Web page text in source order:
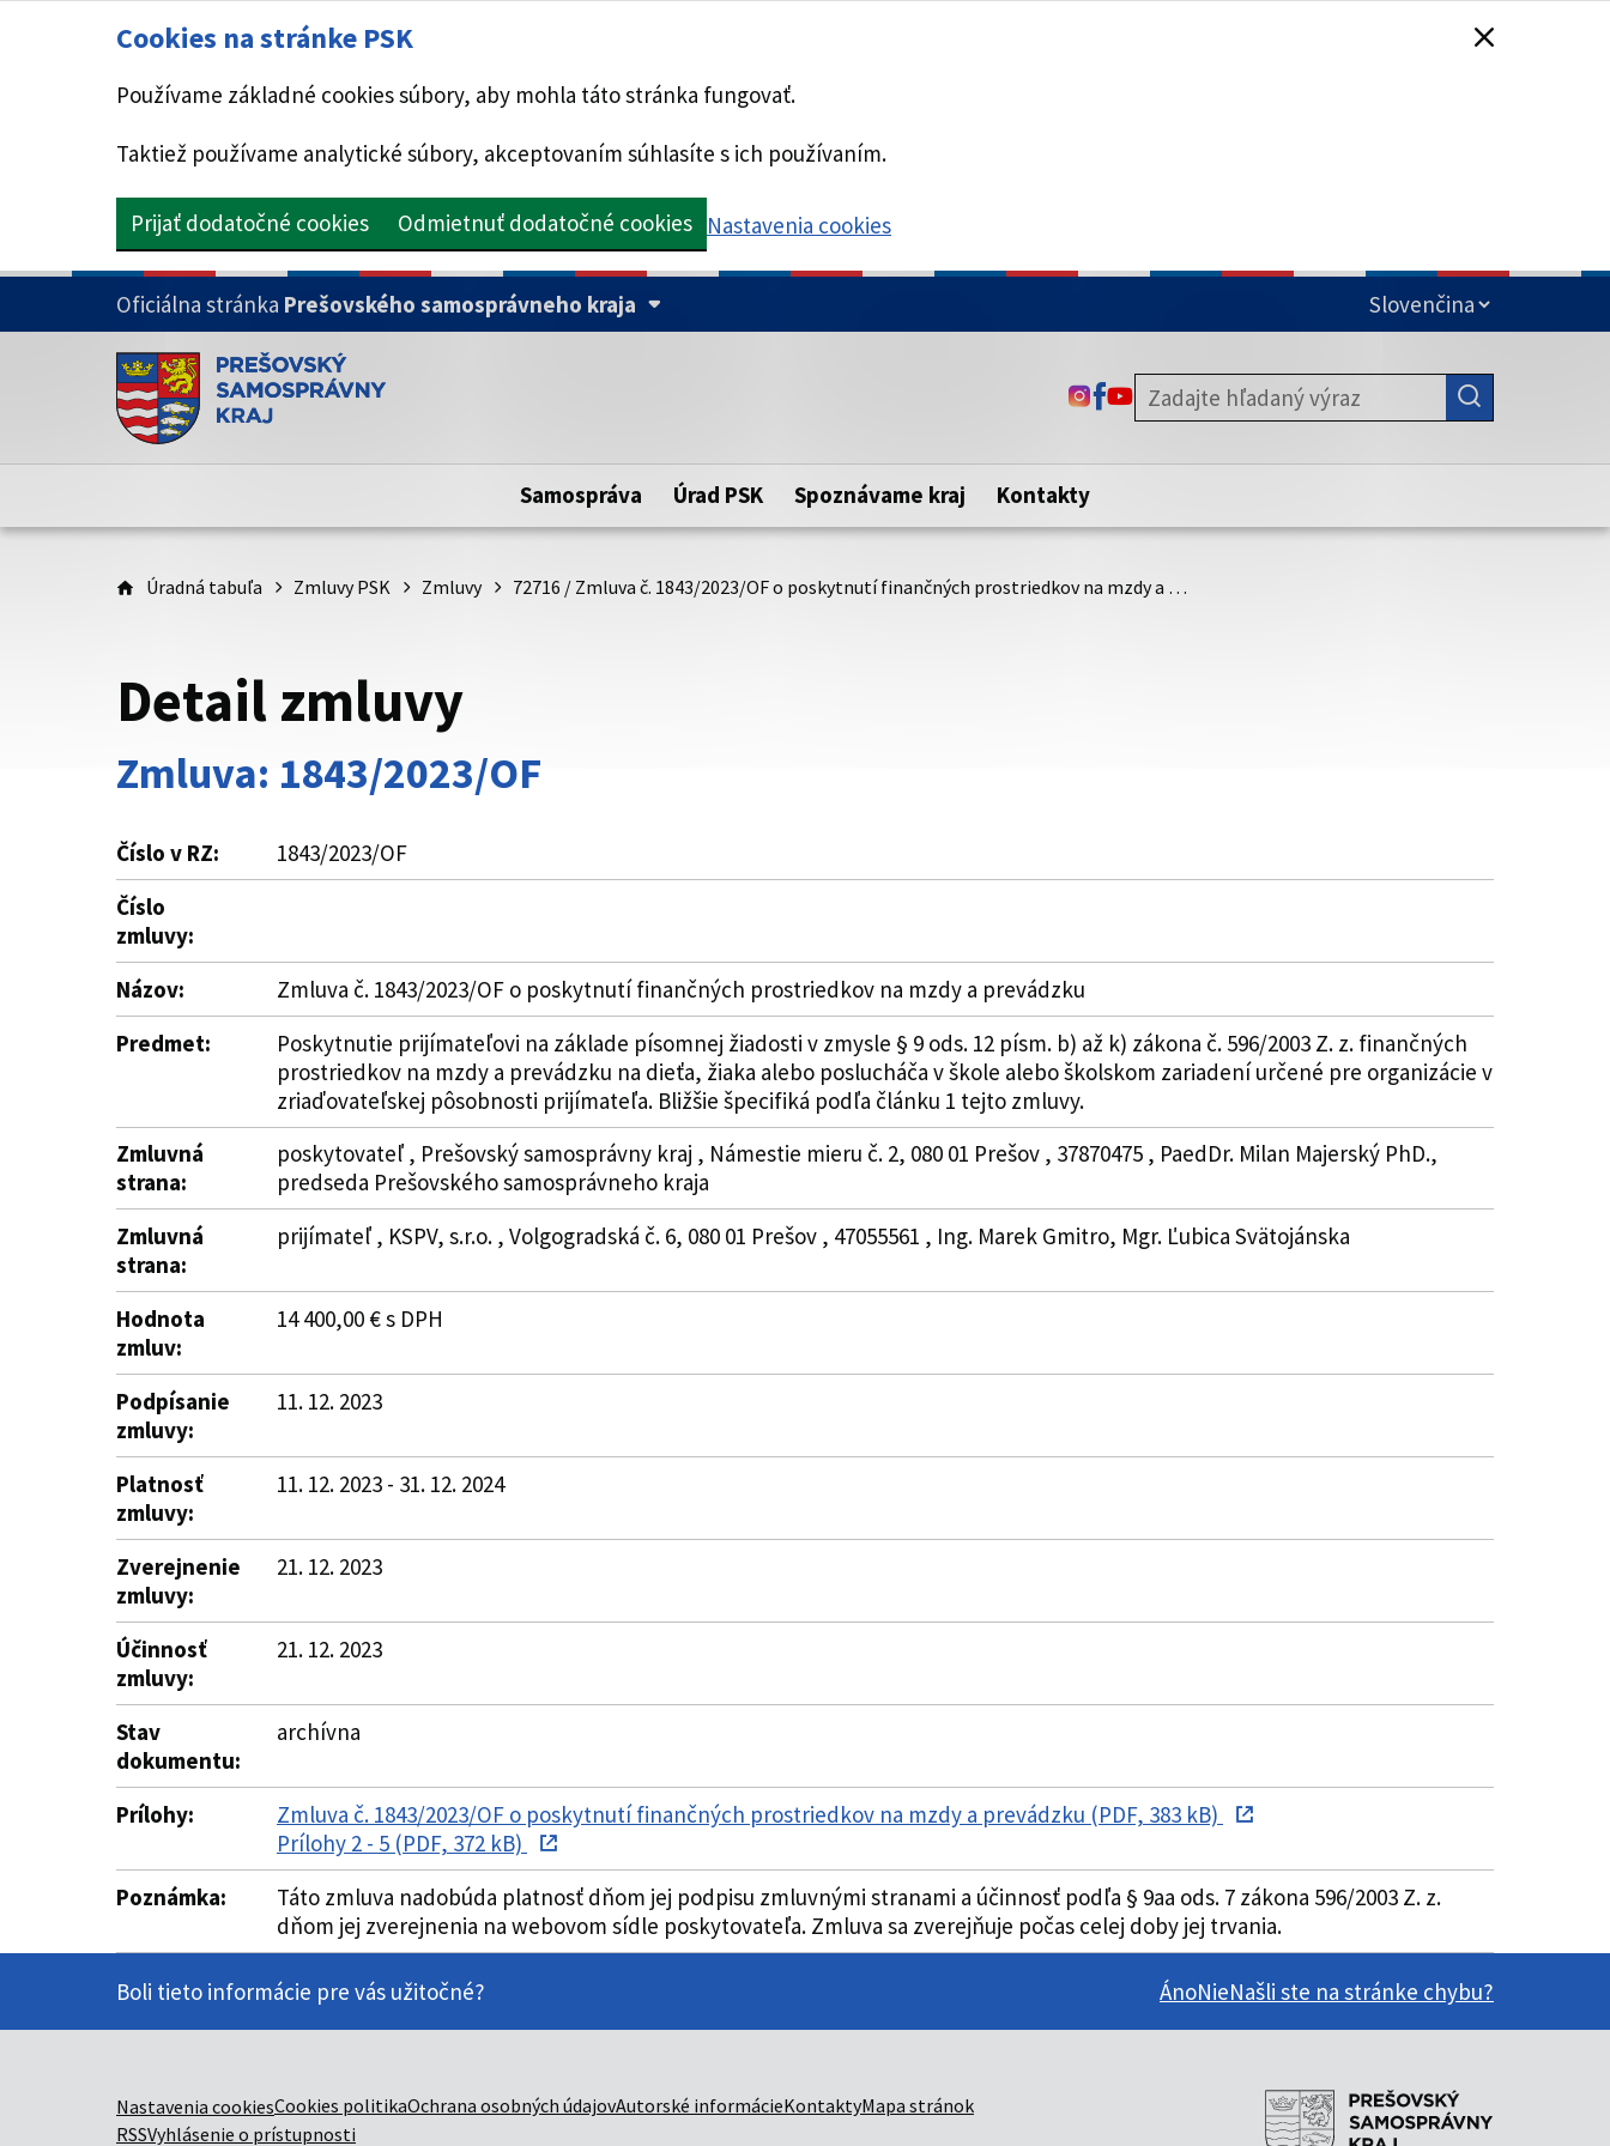
Cookies na stránke PSK
Používame základné cookies súbory, aby mohla táto stránka fungovať.
Taktiež používame analytické súbory, akceptovaním súhlasíte s ich používaním.
Prijať dodatočné cookies Odmietnuť dodatočné cookies Nastavenia cookies
PRESKOČIŤ NA HLAVNÝ OBSAH
Oficiálna stránka Prešovského samosprávneho kraja
Doména psk.sk je oficiálna
Toto je oficiálna webová stránka Prešovského samosprávneho kraja.
Táto stránka je zabezpečená
zabezpečenú webovú stránku. Zabezpečená stránka vždy začína
https:// pred názvom domény webového sídla.
ODKAZ SA OTVORÍ NA NOVEJ KARTE
ODKAZ SA OTVORÍ NA NOVEJ KARTE
ODKAZ SA OTVORÍ NA NOVEJ KARTE
Samospráva Úrad PSK Spoznávame kraj Kontakty
Úradná tabuľa Zmluvy PSK Zmluvy 72716 / Zmluva č. 1843/2023/OF o poskytnutí finančných prostriedkov na mzdy a …
Detail zmluvy
Zmluva: 1843/2023/OF
Číslo v RZ:
1843/2023/OF
Číslo
zmluvy:
Názov:
Zmluva č. 1843/2023/OF o poskytnutí finančných prostriedkov na mzdy a prevádzku
Predmet:
Poskytnutie prijímateľovi na základe písomnej žiadosti v zmysle § 9 ods. 12 písm. b) až k) zákona č. 596/2003 Z. z. finančných
prostriedkov na mzdy a prevádzku na dieťa, žiaka alebo poslucháča v škole alebo školskom zariadení určené pre organizácie v
zriaďovateľskej pôsobnosti prijímateľa. Bližšie špecifiká podľa článku 1 tejto zmluvy.
Zmluvná
strana:
poskytovateľ , Prešovský samosprávny kraj , Námestie mieru č. 2, 080 01 Prešov , 37870475 , PaedDr. Milan Majerský PhD.,
predseda Prešovského samosprávneho kraja
Zmluvná
strana:
prijímateľ , KSPV, s.r.o. , Volgogradská č. 6, 080 01 Prešov , 47055561 , Ing. Marek Gmitro, Mgr. Ľubica Svätojánska
Hodnota
zmluv:
14 400,00 € s DPH
Podpísanie
zmluvy:
11. 12. 2023
Platnosť
zmluvy:
11. 12. 2023 - 31. 12. 2024
Zverejnenie
zmluvy:
21. 12. 2023
Účinnosť
zmluvy:
21. 12. 2023
Stav
dokumentu:
archívna
Prílohy:
Zmluva č. 1843/2023/OF o poskytnutí finančných prostriedkov na mzdy a prevádzku (PDF, 383 kB)
Prílohy 2 - 5 (PDF, 372 kB)
Poznámka:
Táto zmluva nadobúda platnosť dňom jej podpisu zmluvnými stranami a účinnosť podľa § 9aa ods. 7 zákona 596/2003 Z. z.
dňom jej zverejnenia na webovom sídle poskytovateľa. Zmluva sa zverejňuje počas celej doby jej trvania.
Boli tieto informácie pre vás užitočné? ÁnoNieNašli ste na stránke chybu?
Nastavenia cookiesCookies politikaOchrana osobných údajovAutorské informácieKontaktyMapa stránok
RSSVyhlásenie o prístupnosti